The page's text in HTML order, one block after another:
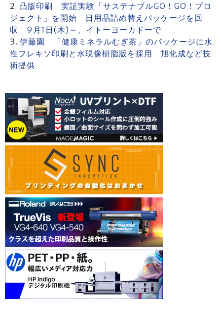
凸版印刷 実証実験「サステナブルGO！GO！プロ
ジェクト」を開始 日用品詰め替えパッケージを回
収 9月1日(木)～、イトーヨーカドーで
伊藤園 「健康ミネラルむぎ茶」のパッケージに水
性フレキソ印刷と水現像樹脂版を採用 旭化成など技
術提供